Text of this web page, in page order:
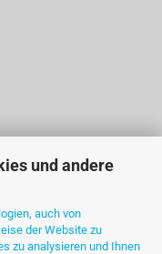
und andere
auch von
der Website zu
zu analysieren und Ihnen